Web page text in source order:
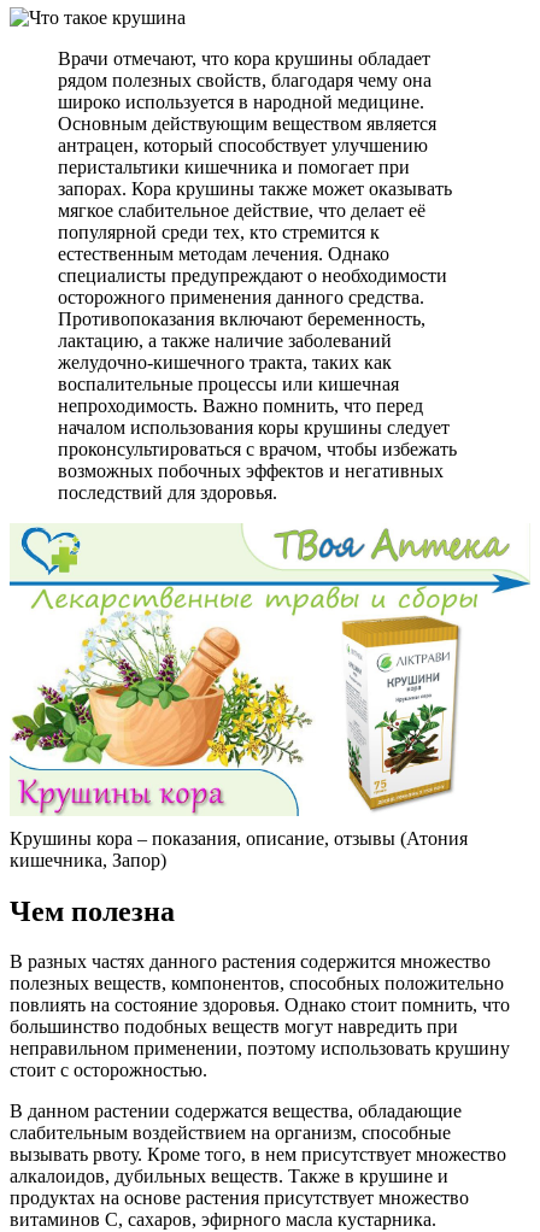
Врачи отмечают, что кора крушины обладает
рядом полезных свойств, благодаря чему она
широко используется в народной медицине.
Основным действующим веществом является
антрацен, который способствует улучшению
перистальтики кишечника и помогает при
запорах. Кора крушины также может оказывать
мягкое слабительное действие, что делает её
популярной среди тех, кто стремится к
естественным методам лечения. Однако
специалисты предупреждают о необходимости
осторожного применения данного средства.
Противопоказания включают беременность,
лактацию, а также наличие заболеваний
желудочно-кишечного тракта, таких как
воспалительные процессы или кишечная
непроходимость. Важно помнить, что перед
началом использования коры крушины следует
проконсультироваться с врачом, чтобы избежать
возможных побочных эффектов и негативных
последствий для здоровья.
Крушины кора – показания, описание, отзывы (Атония
кишечника, Запор)
Чем полезна
В разных частях данного растения содержится множество
полезных веществ, компонентов, способных положительно
повлиять на состояние здоровья. Однако стоит помнить, что
большинство подобных веществ могут навредить при
неправильном применении, поэтому использовать крушину
стоит с осторожностью.
В данном растении содержатся вещества, обладающие
слабительным воздействием на организм, способные
вызывать рвоту. Кроме того, в нем присутствует множество
алкалоидов, дубильных веществ. Также в крушине и
продуктах на основе растения присутствует множество
витаминов С, сахаров, эфирного масла кустарника.